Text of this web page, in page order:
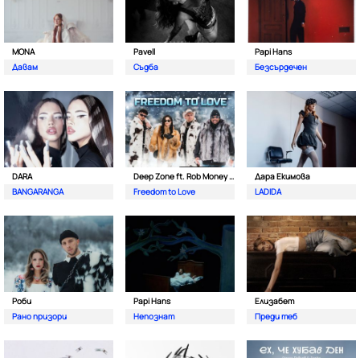
MONA
Давам
Pavell
Съдба
Papi Hans
Безсърдечен
DARA
BANGARANGA
Deep Zone ft. Rob Money (C-Block)
Freedom to Love
Дара Екимова
LADIDA
Роби
Рано призори
Papi Hans
Непознат
Елизабет
Преди теб